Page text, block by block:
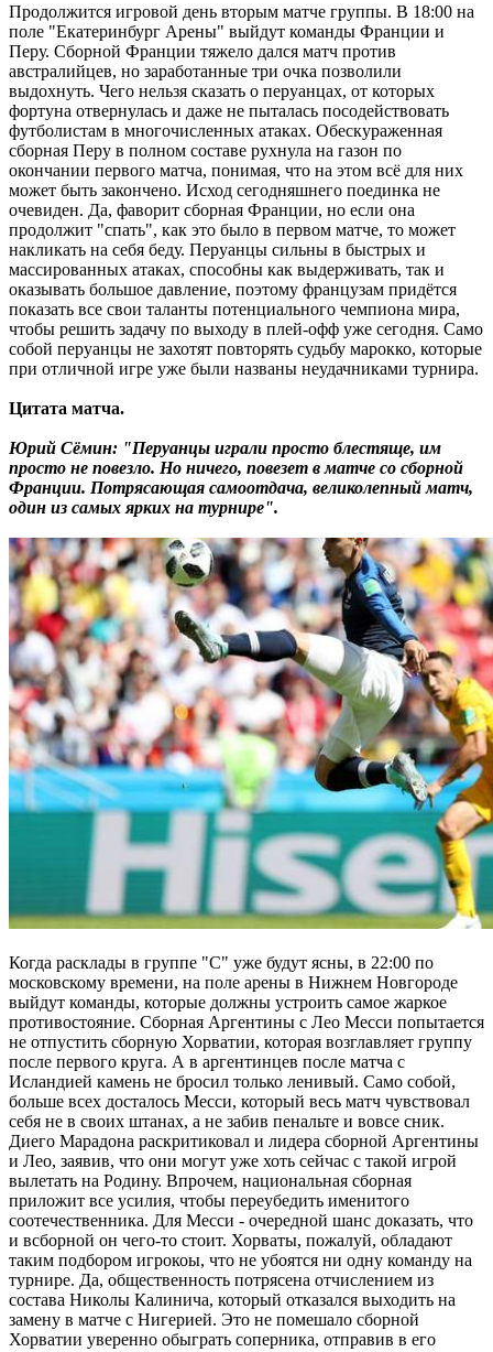
Продолжится игровой день вторым матче группы. В 18:00 на
поле "Екатеринбург Арены" выйдут команды Франции и
Перу. Сборной Франции тяжело дался матч против
австралийцев, но заработанные три очка позволили
выдохнуть. Чего нельзя сказать о перуанцах, от которых
фортуна отвернулась и даже не пыталась посодействовать
футболистам в многочисленных атаках. Обескураженная
сборная Перу в полном составе рухнула на газон по
окончании первого матча, понимая, что на этом всё для них
может быть закончено. Исход сегодняшнего поединка не
очевиден. Да, фаворит сборная Франции, но если она
продолжит "спать", как это было в первом матче, то может
накликать на себя беду. Перуанцы сильны в быстрых и
массированных атаках, способны как выдерживать, так и
оказывать большое давление, поэтому французам придётся
показать все свои таланты потенциального чемпиона мира,
чтобы решить задачу по выходу в плей-офф уже сегодня. Само
собой перуанцы не захотят повторять судьбу марокко, которые
при отличной игре уже были названы неудачниками турнира.
Цитата матча.
Юрий Сёмин: "Перуанцы играли просто блестяще, им
просто не повезло. Но ничего, повезет в матче со сборной
Франции. Потрясающая самоотдача, великолепный матч,
один из самых ярких на турнире".
Когда расклады в группе "С" уже будут ясны, в 22:00 по
московскому времени, на поле арены в Нижнем Новгороде
выйдут команды, которые должны устроить самое жаркое
противостояние. Сборная Аргентины с Лео Месси попытается
не отпустить сборную Хорватии, которая возглавляет группу
после первого круга. А в аргентинцев после матча с
Исландией камень не бросил только ленивый. Само собой,
больше всех досталось Месси, который весь матч чувствовал
себя не в своих штанах, а не забив пенальте и вовсе сник.
Диего Марадона раскритиковал и лидера сборной Аргентины
и Лео, заявив, что они могут уже хоть сейчас с такой игрой
вылетать на Родину. Впрочем, национальная сборная
приложит все усилия, чтобы переубедить именитого
соотечественника. Для Месси - очередной шанс доказать, что
и всборной он чего-то стоит. Хорваты, пожалуй, обладают
таким подбором игрокоы, что не убоятся ни одну команду на
турнире. Да, общественность потрясена отчислением из
состава Николы Калинича, который отказался выходить на
замену в матче с Нигерией. Это не помешало сборной
Хорватии уверенно обыграть соперника, отправив в его